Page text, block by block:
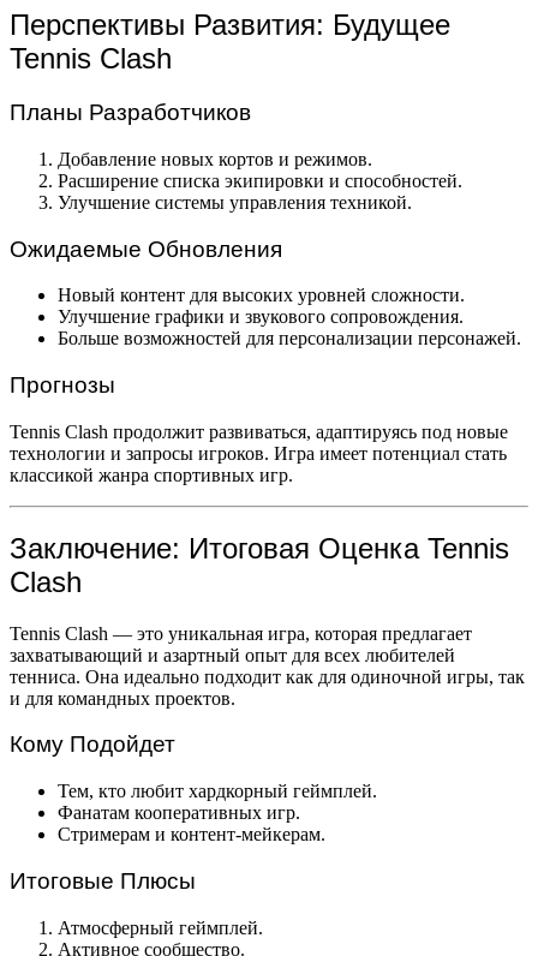
Перспективы Развития: Будущее
Tennis Clash
Планы Разработчиков
Добавление новых кортов и режимов.
Расширение списка экипировки и способностей.
Улучшение системы управления техникой.
Ожидаемые Обновления
Новый контент для высоких уровней сложности.
Улучшение графики и звукового сопровождения.
Больше возможностей для персонализации персонажей.
Прогнозы
Tennis Clash продолжит развиваться, адаптируясь под новые
технологии и запросы игроков. Игра имеет потенциал стать
классикой жанра спортивных игр.
Заключение: Итоговая Оценка Tennis
Clash
Tennis Clash — это уникальная игра, которая предлагает
захватывающий и азартный опыт для всех любителей
тенниса. Она идеально подходит как для одиночной игры, так
и для командных проектов.
Кому Подойдет
Тем, кто любит хардкорный геймплей.
Фанатам кооперативных игр.
Стримерам и контент-мейкерам.
Итоговые Плюсы
Атмосферный геймплей.
Активное сообщество.